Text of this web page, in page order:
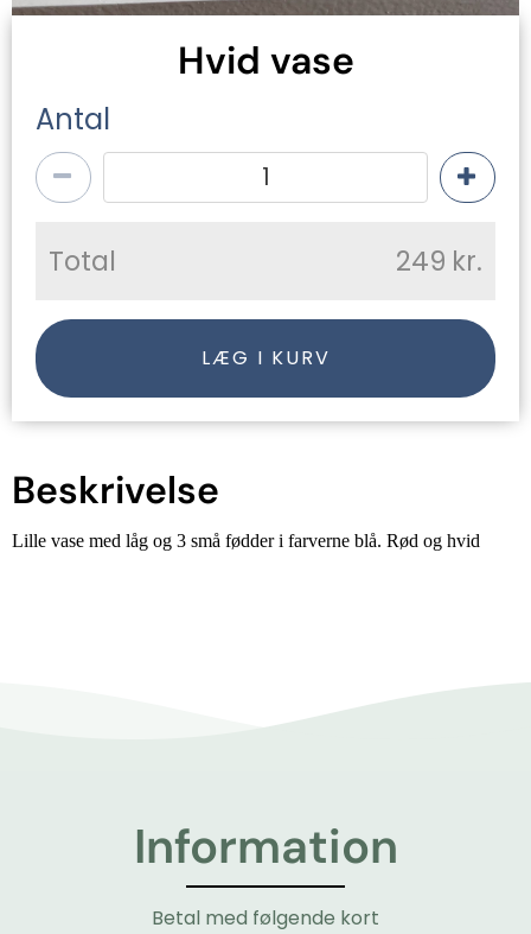
Hvid vase
Antal
Total 249 kr.
LÆG I KURV
Beskrivelse
Lille vase med låg og 3 små fødder i farverne blå. Rød og hvid
Information
Betal med følgende kort